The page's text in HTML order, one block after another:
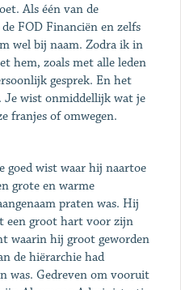
Als één van de
FOD Financiën en zelfs
wel bij naam. Zodra ik in
hem, zoals met alle leden
gesprek. En het
Je wist onmiddellijk wat je
franjes of omwegen.
goed wist waar hij naartoe
grote en warme
praten was. Hij
een groot hart voor zijn
waarin hij groot geworden
de hiërarchie had
was. Gedreven om vooruit